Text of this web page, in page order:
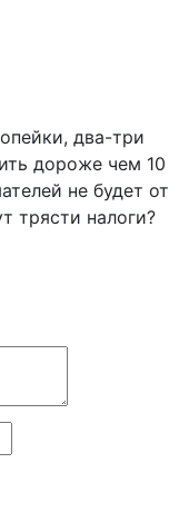
два-три
дороже чем 10
не будет от
трясти налоги?